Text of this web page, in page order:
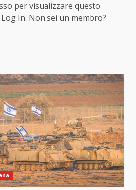
per visualizzare questo
In. Non sei un membro?